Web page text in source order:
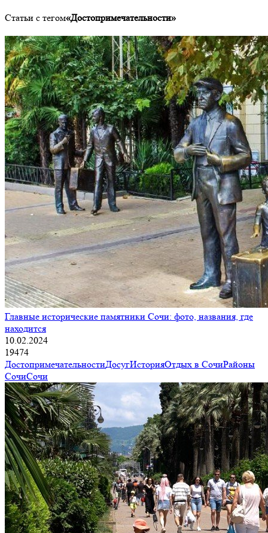
Статьи с тегом«Достопримечательности»
Главные исторические памятники Сочи: фото, названия, где
находится
10.02.2024
19474
ДостопримечательностиДосугИсторияОтдых в СочиРайоны
СочиСочи